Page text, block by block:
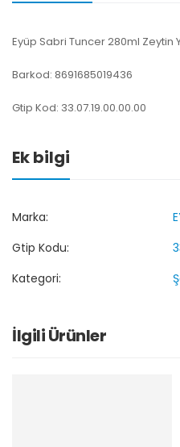
Eyüp Sabri Tuncer 280ml Zeytin
Barkod: 8691685019436
Gtip Kod: 33.07.19.00.00.00
Ek bilgi
Marka:
Gtip Kodu:
Kategori:
İlgili Ürünler